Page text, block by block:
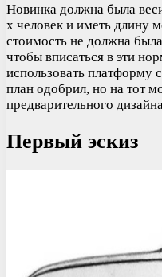
Новинка должна была
х человек и иметь длину
стоимость не должна
чтобы вписаться в эти
использовать платформу
план одобрил, но на тот
предварительного
Первый эскиз